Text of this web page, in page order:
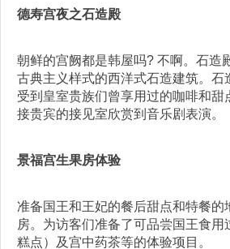
德寿宫夜之石造殿
朝鲜的宫阙都是韩屋吗? 不啊。石造
古典主义样式的西洋式石造建筑。石
受到皇室贵族们曾享用过的咖啡和甜
接贵宾的接见室欣赏到音乐剧表演。
景福宫生果房体验
准备国王和王妃的餐后甜点和特餐的
房。为访客们准备了可品尝国王食用
糕点）及宫中药茶等的体验项目。